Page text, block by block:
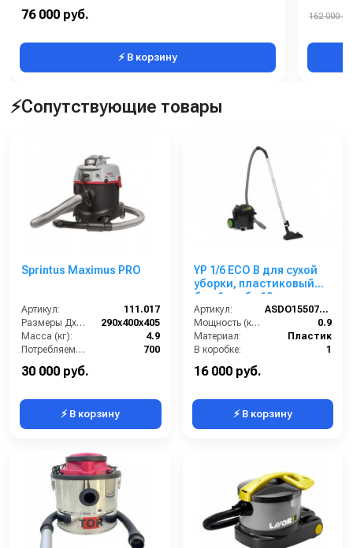
76 000 руб.
⚡ В корзину
162 000
⚡Сопутствующие товары
Sprintus Maximus PRO
Артикул:
111.017
Размеры ДхШхВ (мм):
290x400x405
Масса (кг):
4.9
Потребляемая мощность (Вт):
700
Объем бака (л):
30 000 руб.
⚡ В корзину
YP 1/6 ECO B для сухой
уборки, пластиковый
бак,1 турб., 10 л.
Артикул:
ASDO15507/YP 1/6 ECO B
Мощность (кВт):
0.9
Материал:
Пластик
В коробке:
1
16 000 руб.
⚡ В корзину